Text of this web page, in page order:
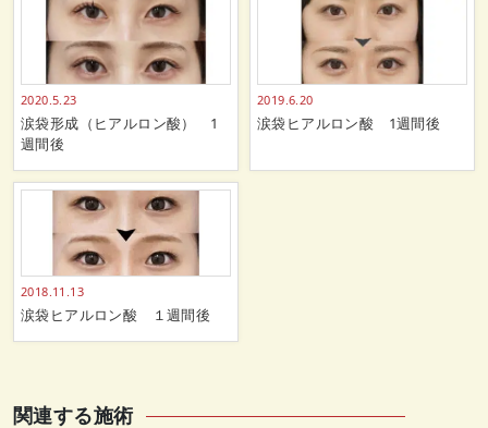
2020.5.23
涙袋形成（ヒアルロン酸） 1
週間後
2019.6.20
涙袋ヒアルロン酸 1週間後
2018.11.13
涙袋ヒアルロン酸 １週間後
関連する施術